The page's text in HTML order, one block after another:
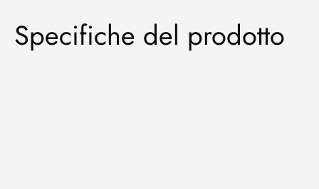
Specifiche del prodotto